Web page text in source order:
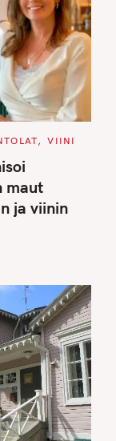
VIINI
maut
ja viinin